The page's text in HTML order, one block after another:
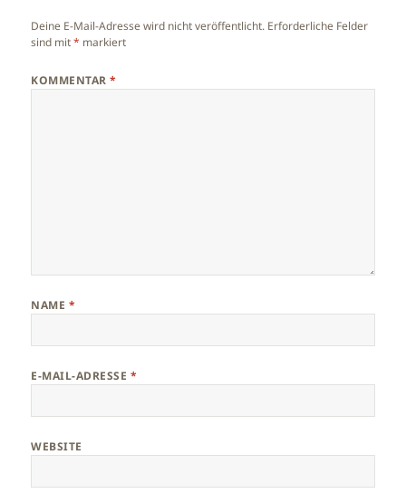
Deine E-Mail-Adresse wird nicht veröffentlicht. Erforderliche Felder
sind mit* markiert
KOMMENTAR*
NAME *
E-MAIL-ADRESSE *
WEBSITE